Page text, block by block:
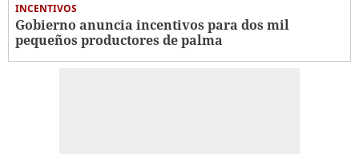
INCENTIVOS
Gobierno anuncia incentivos para dos mil
pequeños productores de palma